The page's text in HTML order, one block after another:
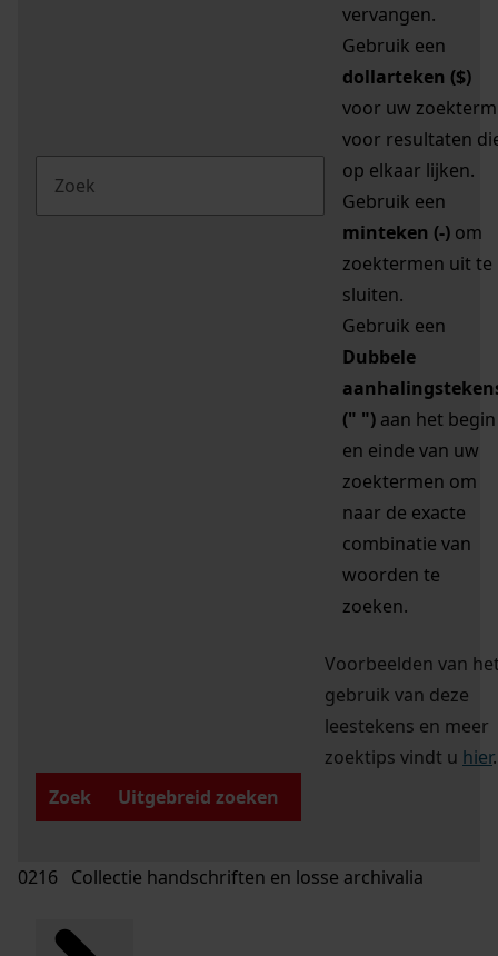
vervangen.
Gebruik een
dollarteken ($)
voor uw zoekterm
voor resultaten
op elkaar lijken.
Gebruik een
minteken (-) om
zoektermen uit te
sluiten.
Gebruik een
Dubbele
(" ") aan het begin
en einde van uw
zoektermen om
naar de exacte
combinatie van
woorden te
zoeken.
Voorbeelden van
gebruik van deze
leestekens en meer
zoektips vindt u hier.
Zoek
Uitgebreid zoeken
0216 Collectie handschriften en losse archivalia